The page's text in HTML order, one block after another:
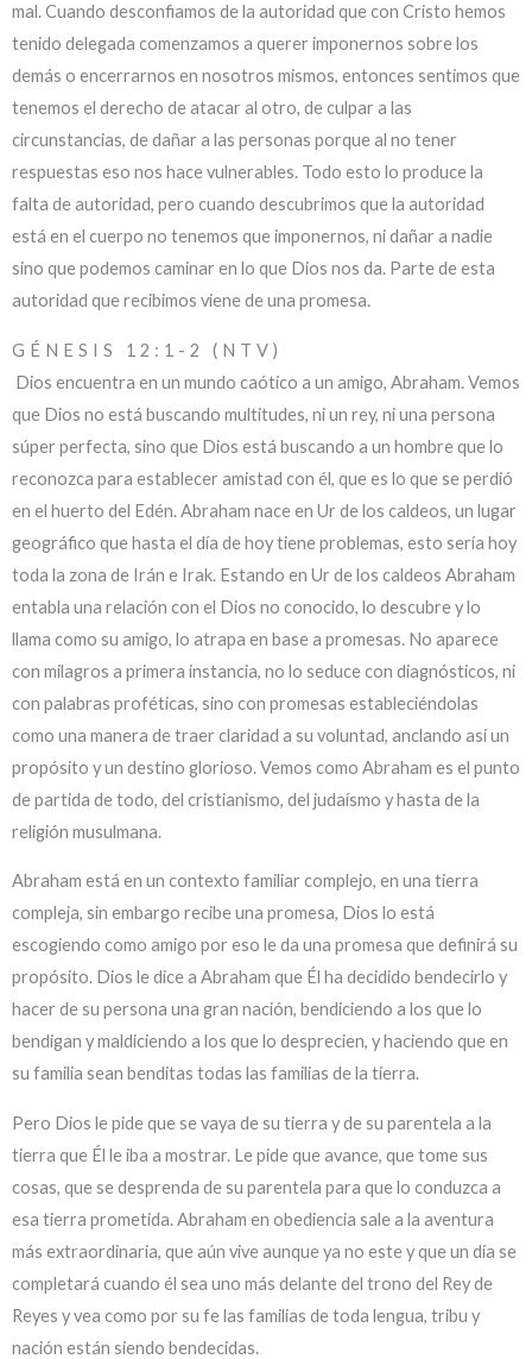
mal. Cuando desconfiamos de la autoridad que con Cristo hemos
tenido delegada comenzamos a querer imponernos sobre los
demás o encerrarnos en nosotros mismos, entonces sentimos que
tenemos el derecho de atacar al otro, de culpar a las
circunstancias, de dañar a las personas porque al no tener
respuestas eso nos hace vulnerables. Todo esto lo produce la
falta de autoridad, pero cuando descubrimos que la autoridad
está en el cuerpo no tenemos que imponernos, ni dañar a nadie
sino que podemos caminar en lo que Dios nos da. Parte de esta
autoridad que recibimos viene de una promesa.
GÉNESIS 12:1-2 (NTV)
Dios encuentra en un mundo caótico a un amigo, Abraham. Vemos
que Dios no está buscando multitudes, ni un rey, ni una persona
súper perfecta, sino que Dios está buscando a un hombre que lo
reconozca para establecer amistad con él, que es lo que se perdió
en el huerto del Edén. Abraham nace en Ur de los caldeos, un lugar
geográfico que hasta el día de hoy tiene problemas, esto sería hoy
toda la zona de Irán e Irak. Estando en Ur de los caldeos Abraham
entabla una relación con el Dios no conocido, lo descubre y lo
llama como su amigo, lo atrapa en base a promesas. No aparece
con milagros a primera instancia, no lo seduce con diagnósticos, ni
con palabras proféticas, sino con promesas estableciéndolas
como una manera de traer claridad a su voluntad, anclando así un
propósito y un destino glorioso. Vemos como Abraham es el punto
de partida de todo, del cristianismo, del judaísmo y hasta de la
religión musulmana.
Abraham está en un contexto familiar complejo, en una tierra
compleja, sin embargo recibe una promesa, Dios lo está
escogiendo como amigo por eso le da una promesa que definirá su
propósito. Dios le dice a Abraham que Él ha decidido bendecirlo y
hacer de su persona una gran nación, bendiciendo a los que lo
bendigan y maldiciendo a los que lo desprecien, y haciendo que en
su familia sean benditas todas las familias de la tierra.
Pero Dios le pide que se vaya de su tierra y de su parentela a la
tierra que Él le iba a mostrar. Le pide que avance, que tome sus
cosas, que se desprenda de su parentela para que lo conduzca a
esa tierra prometida. Abraham en obediencia sale a la aventura
más extraordinaria, que aún vive aunque ya no este y que un día se
completará cuando él sea uno más delante del trono del Rey de
Reyes y vea como por su fe las familias de toda lengua, tribu y
nación están siendo bendecidas.